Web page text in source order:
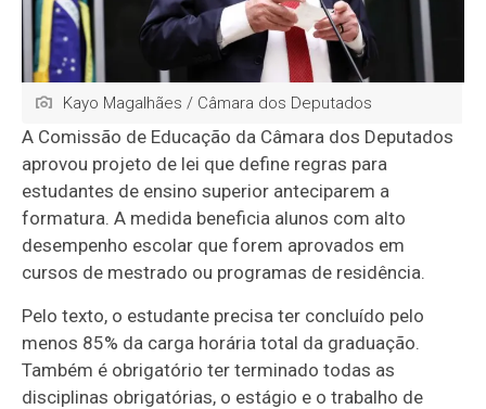
Kayo Magalhães / Câmara dos Deputados
A Comissão de Educação da Câmara dos Deputados
aprovou projeto de lei que define regras para
estudantes de ensino superior anteciparem a
formatura. A medida beneficia alunos com alto
desempenho escolar que forem aprovados em
cursos de mestrado ou programas de residência.
Pelo texto, o estudante precisa ter concluído pelo
menos 85% da carga horária total da graduação.
Também é obrigatório ter terminado todas as
disciplinas obrigatórias, o estágio e o trabalho de